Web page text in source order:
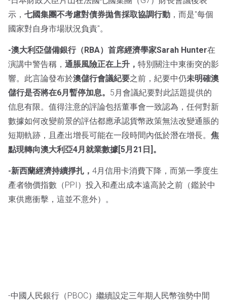
示， 七國集團不考慮對債券拋售採取協調行動 ，而是"每個
國家對自身市場狀況負責"。
-澳大利亞儲備銀行（RBA）首席經濟學家Sarah Hunter在
演講中警告稱， 通脹風險正在上升， 特別關注中東衝突的影
響。此言論發布於澳儲行會議紀要之前，紀要中仍未明確澳
儲行是否將在6月暫停加息。 5月會議紀要對此話題提供的
信息有限。值得注意的評論包括董事會一致認為，任何對新
數據如何改變前景的評估都應承認貨幣政策無法改變通脹的
短期軌跡，且產出增長可能在一段時間內低於潛在增長。 焦
點現轉向澳大利亞4月就業數據[5月21日]。
-新西蘭經濟持續掙扎， 4月信用卡消費下降，而第一季度生
產者物價指數（PPI）投入和產出成本遠高於之前（鑑於中
東供應衝擊，這並不意外）。
-中國人民銀行（PBOC）繼續設定三年期人民幣強勢中間